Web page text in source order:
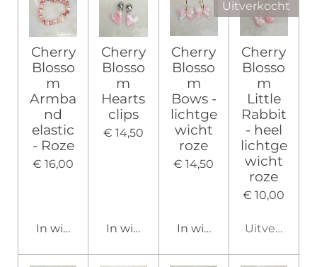
Cherry
Blosso
m
Armba
nd
elastic
- Roze
€ 16,00
In winkelwagen
Cherry
Blosso
m
Hearts
clips
€ 14,50
In winkelwagen
Cherry
Blosso
m
Bows -
lichtge
wicht
roze
€ 14,50
In winkelwagen
Uitverkocht
Cherry
Blosso
m
Little
Rabbit
- heel
lichtge
wicht
roze
€ 10,00
Uitverkocht